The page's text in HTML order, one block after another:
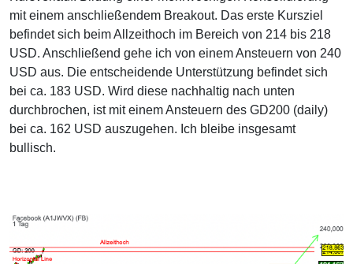
mit einem anschließendem Breakout. Das erste Kursziel
befindet sich beim Allzeithoch im Bereich von 214 bis 218
USD. Anschließend gehe ich von einem Ansteuern von 240
USD aus. Die entscheidende Unterstützung befindet sich
bei ca. 183 USD. Wird diese nachhaltig nach unten
durchbrochen, ist mit einem Ansteuern des GD200 (daily)
bei ca. 162 USD auszugehen. Ich bleibe insgesamt
bullisch.